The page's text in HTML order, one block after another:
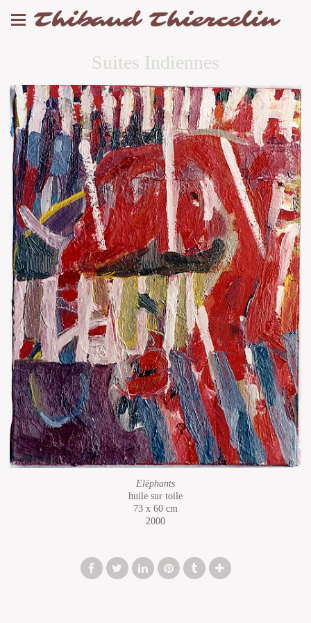
Thibaud Thiercelin
Suites Indiennes
Eléphants
huile sur toile
73 x 60 cm
2000